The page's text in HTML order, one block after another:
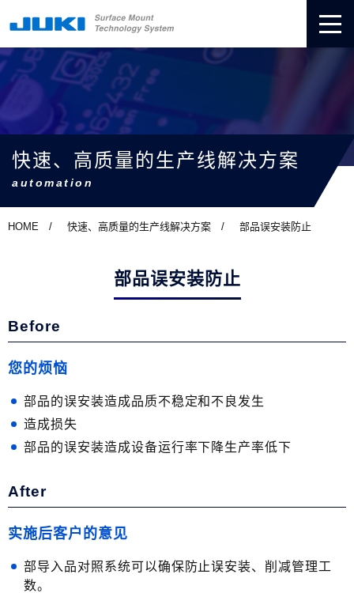
快速、高质量的生产线解决方案
automation
HOME 快速、高质量的生产线解决方案 部品误安装防止
部品误安装防止
Before
您的烦恼
部品的误安装造成品质不稳定和不良发生
造成损失
部品的误安装造成设备运行率下降生产率低下
After
实施后客户的意见
部导入品对照系统可以确保防止误安装、削减管理工
数。